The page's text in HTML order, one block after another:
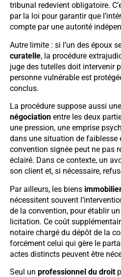
tribunal redevient obligatoire.
par la loi pour garantir que
compte par une autorité
Autre limite : si l’un des époux
curatelle, la procédure
juge des tutelles doit intervenir
personne vulnérable est
conclus.
La procédure suppose aussi une
négociation entre les deux
une pression, une emprise
dans une situation de faiblesse
convention signée peut ne pas
éclairé. Dans ce contexte, un
son client et, si nécessaire,
Par ailleurs, les biens
nécessitent souvent
de la convention, pour établir
licitation. Ce coût
notaire chargé du dépôt de la
forcément celui qui gère le
actes distincts peuvent être
Seul un professionnel du droit